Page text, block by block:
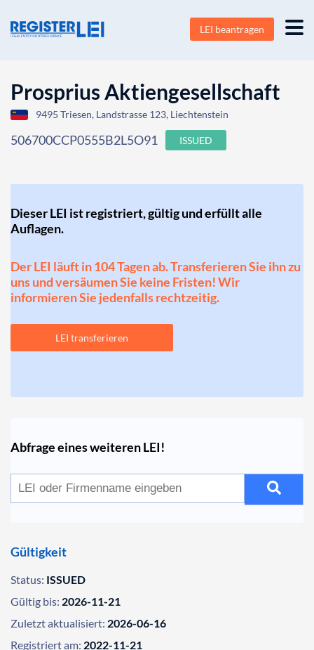
LEI beantragen
Prosprius Aktiengesellschaft
9495 Triesen, Landstrasse 123, Liechtenstein
506700CCP0555B2L5O91 ISSUED
Dieser LEI ist registriert, gültig und erfüllt alle
Auflagen.
Der LEI läuft in 104 Tagen ab. Transferieren Sie ihn zu
uns und versäumen Sie keine Fristen! Wir
informieren Sie jedenfalls rechtzeitig.
LEI transferieren
Abfrage eines weiteren LEI!
Gültigkeit
Status: ISSUED
Gültig bis: 2026-11-21
Zuletzt aktualisiert: 2026-06-16
Registriert am: 2022-11-21